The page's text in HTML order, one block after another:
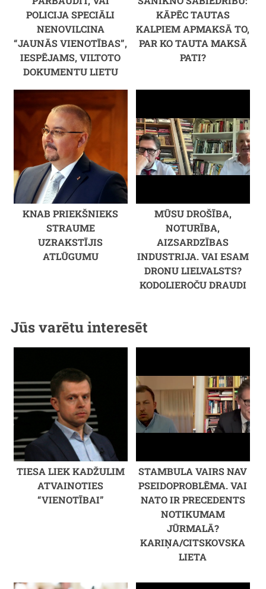
POLICIJA SPECIĀLI
NENOVILCINA
“JAUNĀS VIENOTĪBAS”,
IESPĒJAMS, VILTOTO
DOKUMENTU LIETU
KĀPĒC TAUTAS
KALPIEM APMAKSĀ TO,
PAR KO TAUTA MAKSĀ
PATI?
KNAB PRIEKŠNIEKS
STRAUME
UZRAKSTĪJIS
ATLŪGUMU
MŪSU DROŠĪBA,
NOTURĪBA,
AIZSARDZĪBAS
INDUSTRIJA. VAI ESAM
DRONU LIELVALSTS?
KODOLIEROČU DRAUDI
Jūs varētu interesēt
TIESA LIEK KADŽULIM
ATVAINOTIES
“VIENOTĪBAI”
STAMBULA VAIRS NAV
PSEIDOPROBLĒMA. VAI
NATO IR PRECEDENTS
NOTIKUMAM
JŪRMALĀ?
KARIŅA/CITSKOVSKA
LIETA